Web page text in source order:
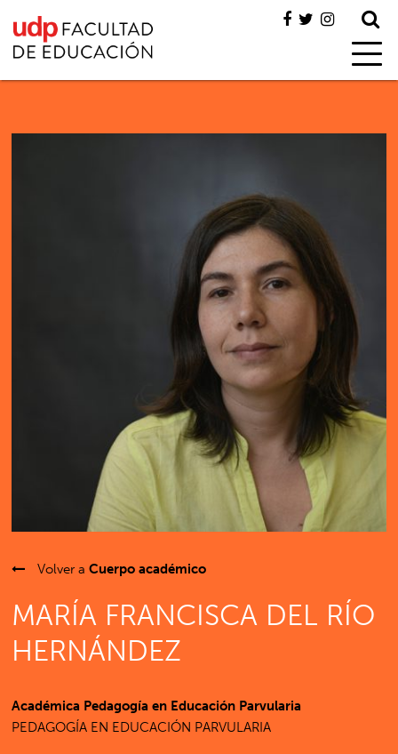
Volver aCuerpo académico
MARÍA FRANCISCA DEL RÍO
HERNÁNDEZ
Académica Pedagogía en Educación Parvularia
PEDAGOGÍA EN EDUCACIÓN PARVULARIA